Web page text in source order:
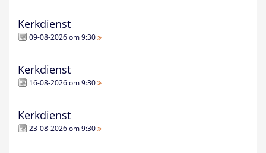
Kerkdienst
09-08-2026 om 9:30
Kerkdienst
16-08-2026 om 9:30
Kerkdienst
23-08-2026 om 9:30